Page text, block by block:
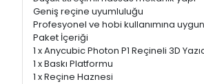
Geniş reçine uyumluluğu
Profesyonel ve hobi kullanımına
Paket İçeriği
1 x Anycubic Photon P1 Reçineli 3D
1 x Baskı Platformu
1 x Reçine Haznesi